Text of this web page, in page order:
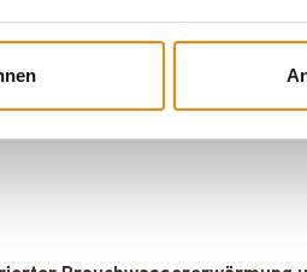
eine direkte Übertragung der
Kaminofens